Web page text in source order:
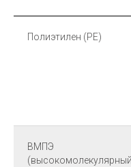
Полиэтилен (PE)
ВМПЭ
(высокомолекулярный